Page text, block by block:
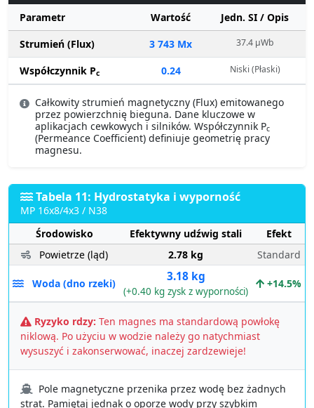
Parametr Wartość
Jedn. SI / Opis
Strumień (Flux)
3 743 Mx 37.4 µWb
Współczynnik Pc 0.24 Niski (Płaski)
Całkowity strumień magnetyczny (Flux) emitowanego
przez powierzchnię bieguna. Dane kluczowe w
aplikacjach cewkowych i silników. Współczynnik Pc
(Permeance Coefficient) definiuje geometrię pracy
magnesu.
Tabela 11: Hydrostatyka i wyporność
MP 16x8/4x3 / N38
Środowisko
Efektywny udźwig stali
Efekt
Powietrze (ląd)
2.78 kg Standard
Woda (dno rzeki) 3.18 kg
(+0.40 kg zysk z wyporności)
+14.5%
Ryzyko rdzy: Ten magnes ma standardową powłokę
niklową. Po użyciu w wodzie należy go natychmiast
wysuszyć i zakonserwować, inaczej zardzewieje!
Pole magnetyczne przenika przez wodę bez żadnych
strat. Pamiętaj jednak o oporze wody przy szybkim